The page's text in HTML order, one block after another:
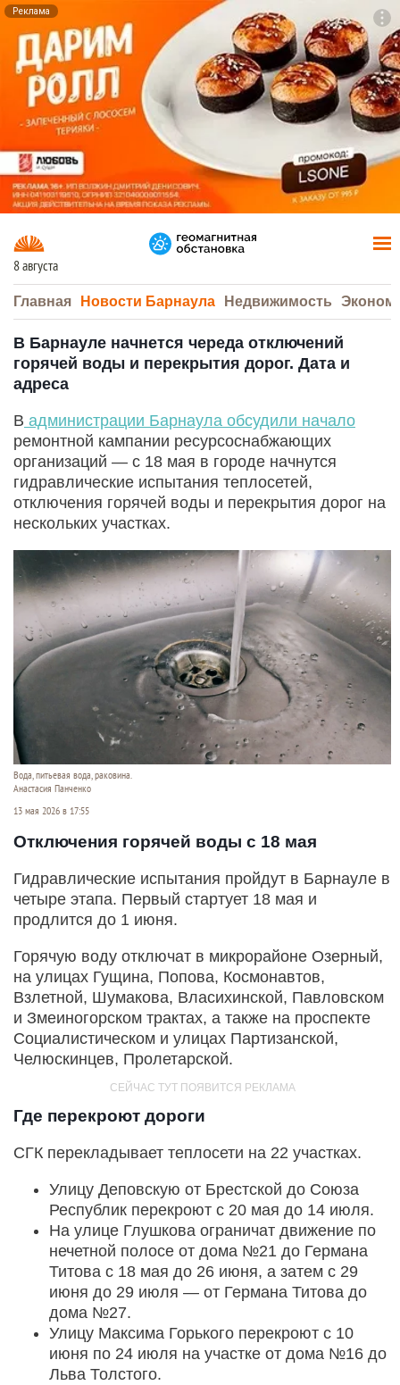
Реклама
8 августа
Главная Новости Барнаула Недвижимость
В Барнауле начнется череда отключений
горячей воды и перекрытия дорог. Дата и
адреса
В администрации Барнаула обсудили начало
ремонтной кампании ресурсоснабжающих
организаций — с 18 мая в городе начнутся
гидравлические испытания теплосетей,
отключения горячей воды и перекрытия дорог на
нескольких участках.
Вода, питьевая вода, раковина.
Анастасия Панченко
13 мая 2026 в 17:55
Отключения горячей воды с 18 мая
Гидравлические испытания пройдут в Барнауле в
четыре этапа. Первый стартует 18 мая и
продлится до 1 июня.
Горячую воду отключат в микрорайоне Озерный,
на улицах Гущина, Попова, Космонавтов,
Взлетной, Шумакова, Власихинской, Павловском
и Змеиногорском трактах, а также на проспекте
Социалистическом и улицах Партизанской,
Челюскинцев, Пролетарской.
Где перекроют дороги
СГК перекладывает теплосети на 22 участках.
Улицу Деповскую от Брестской до Союза
Республик перекроют с 20 мая до 14 июля.
На улице Глушкова ограничат движение по
нечетной полосе от дома №21 до Германа
Титова с 18 мая до 26 июня, а затем с 29
июня до 29 июля — от Германа Титова до
дома №27.
Улицу Максима Горького перекроют с 10
июня по 24 июля на участке от дома №16 до
Льва Толстого.